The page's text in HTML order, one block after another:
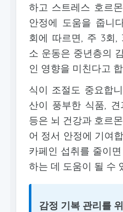
하고 스트레스 호르
안정에 도움을 줍니
회에 따르면, 주 3회,
소 운동은 중년층의
인 영향을 미친다고
식이 조절도 중요합
산이 풍부한 식품,
등은 뇌 건강과 호르
어 정서 안정에 기여
카페인 섭취를 줄이면
하는 데 도움이 될 수
감정 기복 관리를